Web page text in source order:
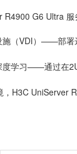
R4900 G6 Ultra
施（VDI）——部署
度学习——通过在
，H3C UniServer